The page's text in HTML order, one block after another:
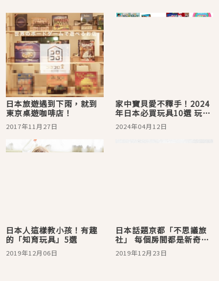
日本旅遊遇到下雨，就到
東京桌遊咖啡店！
2017年11月27日
家中寶貝愛不釋手！2024
年日本必買玩具10選 玩家
級推薦伴手禮
2024年04月12日
日本人這樣教小孩！有趣
的「知育玩具」5選
2019年12月06日
日本話題京都「不思議旅
社」 每個房間都是新奇體
驗
2019年12月23日